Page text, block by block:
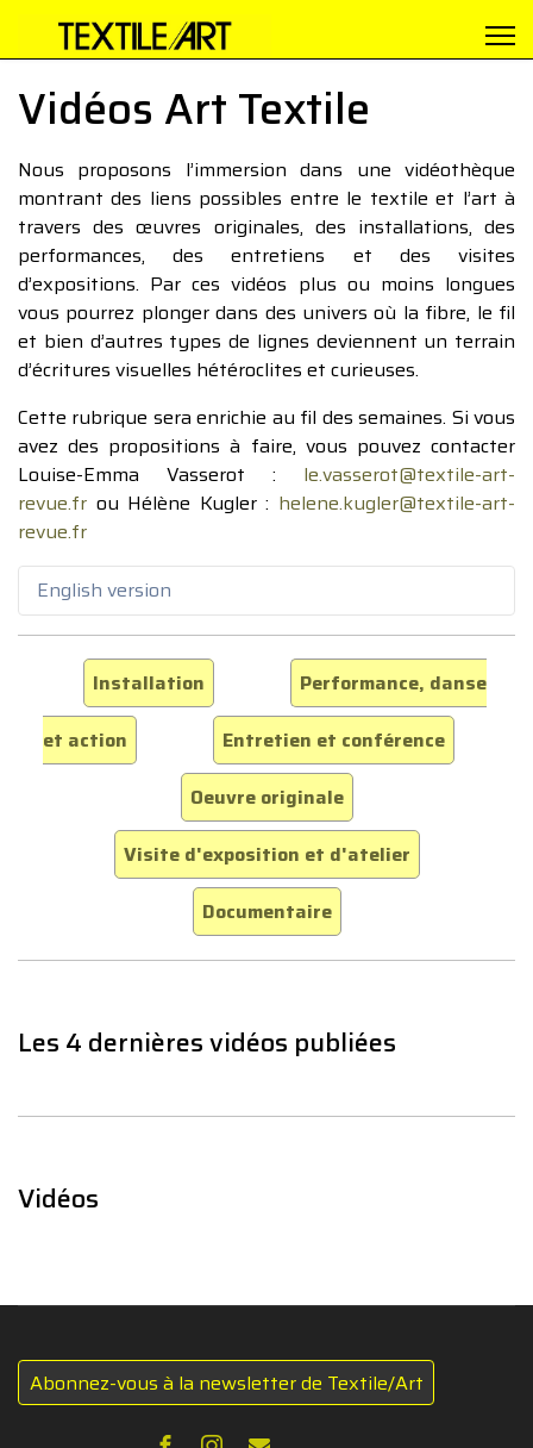
Vidéos Art Textile
Nous proposons l’immersion dans une vidéothèque
montrant des liens possibles entre le textile et l’art à
travers des œuvres originales, des installations, des
performances, des entretiens et des visites
d’expositions. Par ces vidéos plus ou moins longues
vous pourrez plonger dans des univers où la fibre, le fil
et bien d’autres types de lignes deviennent un terrain
d’écritures visuelles hétéroclites et curieuses.
Cette rubrique sera enrichie au fil des semaines. Si vous
avez des propositions à faire, vous pouvez contacter
Louise-Emma Vasserot : le.vasserot@textile-art-
revue.fr ou Hélène Kugler : helene.kugler@textile-art-
revue.fr
English version
Installation
Performance, danse
et action
Entretien et conférence
Oeuvre originale
Visite d'exposition et d'atelier
Documentaire
Les 4 dernières vidéos publiées
Vidéos
Abonnez-vous à la newsletter de Textile/Art